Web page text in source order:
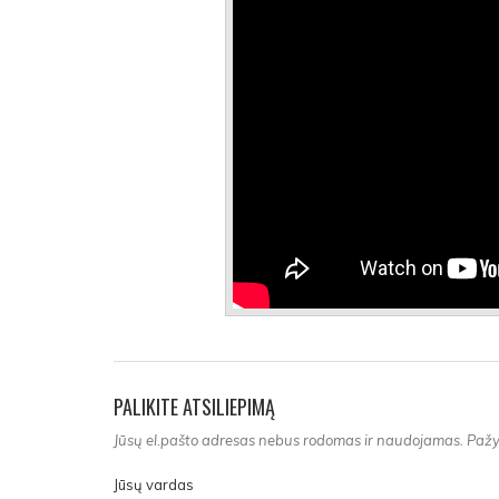
PALIKITE ATSILIEPIMĄ
Jūsų el.pašto adresas nebus rodomas ir naudojamas.
Jūsų vardas